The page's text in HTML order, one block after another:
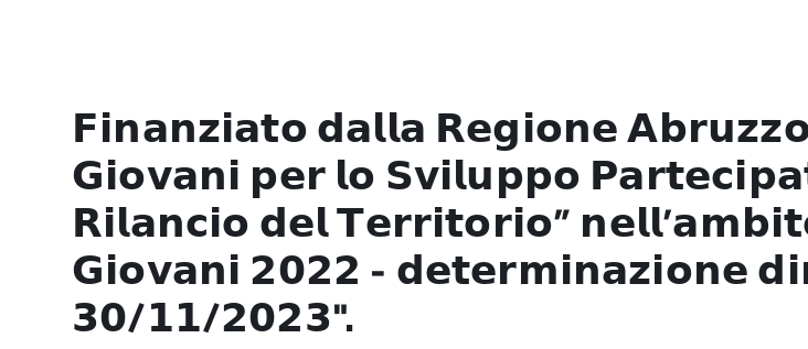
𝗙𝗶𝗻𝗮𝗻𝘇𝗶𝗮𝘁𝗼 𝗱𝗮𝗹𝗹𝗮 𝗥𝗲𝗴𝗶𝗼𝗻𝗲
𝗚𝗶𝗼𝘃𝗮𝗻𝗶 𝗽𝗲𝗿 𝗹𝗼 𝗦𝘃𝗶𝗹𝘂𝗽𝗽𝗼
𝗥𝗶𝗹𝗮𝗻𝗰𝗶𝗼 𝗱𝗲𝗹 𝗧𝗲𝗿𝗿𝗶𝘁𝗼𝗿𝗶𝗼”
𝗚𝗶𝗼𝘃𝗮𝗻𝗶 𝟮𝟬𝟮𝟮 - 𝗱𝗲𝘁𝗲𝗿𝗺𝗶𝗻𝗮𝘇𝗶𝗼𝗻𝗲
𝟯𝟬/𝟭𝟭/𝟮𝟬𝟮𝟯".